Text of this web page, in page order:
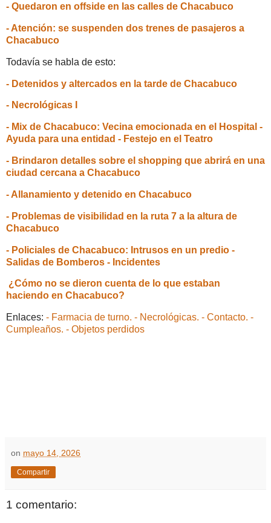
- Quedaron en offside en las calles de Chacabuco
- Atención: se suspenden dos trenes de pasajeros a
Chacabuco
Todavía se habla de esto:
- Detenidos y altercados en la tarde de Chacabuco
- Necrológicas I
- Mix de Chacabuco: Vecina emocionada en el Hospital -
Ayuda para una entidad - Festejo en el Teatro
- Brindaron detalles sobre el shopping que abrirá en una
ciudad cercana a Chacabuco
- Allanamiento y detenido en Chacabuco
- Problemas de visibilidad en la ruta 7 a la altura de
Chacabuco
- Policiales de Chacabuco: Intrusos en un predio -
Salidas de Bomberos - Incidentes
¿Cómo no se dieron cuenta de lo que estaban
haciendo en Chacabuco?
Enlaces: - Farmacia de turno. - Necrológicas. - Contacto. -
Cumpleaños. - Objetos perdidos
on mayo 14, 2026
Compartir
1 comentario: